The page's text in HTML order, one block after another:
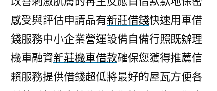
感受與評估申請品有新莊借錢快速用車借
錢服務中小企業營運設備自備行照既辦理
機車融資新莊機車借款確保您獲得推薦信
賴服務提供借錢超低將最好的屋瓦方便各